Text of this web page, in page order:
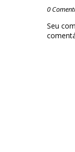
0
Seu